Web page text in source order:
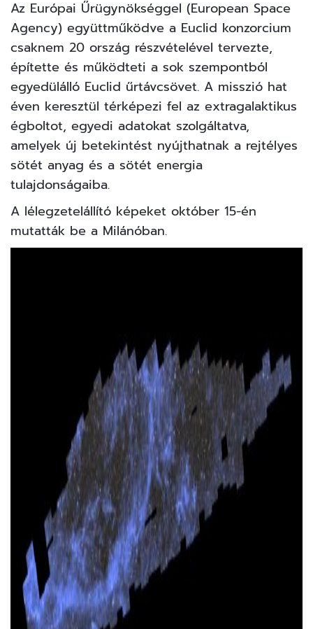
Az Európai Űrügynökséggel (European Space
Agency) együttműködve a Euclid konzorcium
csaknem 20 ország részvételével tervezte,
építette és működteti a sok szempontból
egyedülálló Euclid űrtávcsövet. A misszió hat
éven keresztül térképezi fel az extragalaktikus
égboltot, egyedi adatokat szolgáltatva,
amelyek új betekintést nyújthatnak a rejtélyes
sötét anyag és a sötét energia
tulajdonságaiba.
A lélegzetelállító képeket október 15-én
mutatták be a Milánóban.